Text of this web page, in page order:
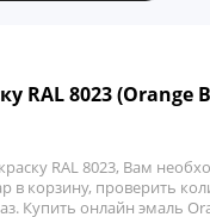
RAL 8023 (Orange
RAL 8023, Вам
в корзину, проверить
Купить онлайн эмаль